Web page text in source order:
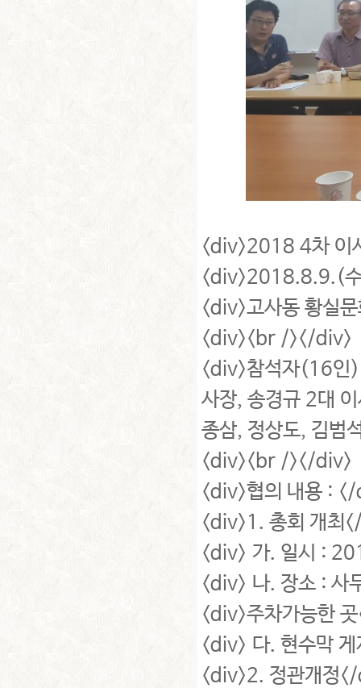
<div>2018 4차 이
<div>2018.8.9.(
<div>고사동 황실
<div><br /></div>
<div>참석자(16인)
사장, 송경규 2대
종삼, 정상도, 김범
<div><br /></div>
<div>협의 내용 :
<div>1. 총회 개최
<div> 가. 일시 :
<div> 나. 장소 : 사
<div>주차가능한
<div> 다. 현수막
<div>2. 정관개정